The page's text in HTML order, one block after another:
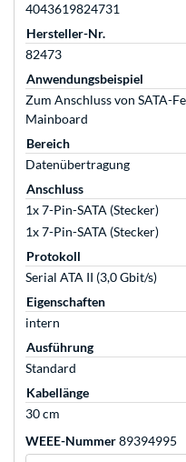
4043619824731
Hersteller-Nr.
82473
Anwendungsbeispiel
Zum Anschluss von SATA-
Mainboard
Bereich
Datenübertragung
Anschluss
1x 7-Pin-SATA (Stecker)
1x 7-Pin-SATA (Stecker)
Protokoll
Serial ATA II (3,0 Gbit/s)
Eigenschaften
intern
Ausführung
Standard
Kabellänge
30 cm
WEEE-Nummer89394995